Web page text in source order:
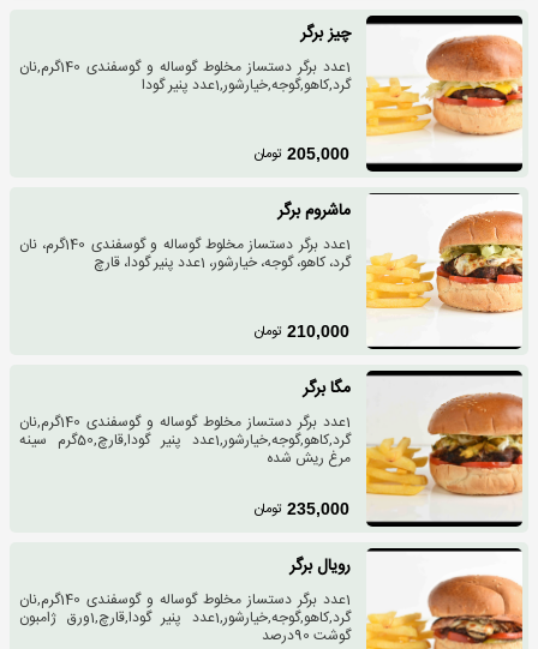
چیز برگر
1عدد برگر دستساز مخلوط گوساله و گوسفندی 140گرم,نان
گرد,کاهو,گوجه,خیارشور,1عدد پنیر گودا
205,000 تومان
ماشروم برگر
1عدد برگر دستساز مخلوط گوساله و گوسفندی 140گرم، نان
گرد، کاهو، گوجه، خیارشور، 1عدد پنیر گودا، قارچ
210,000 تومان
مگا برگر
1عدد برگر دستساز مخلوط گوساله و گوسفندی 140گرم,نان
گرد,کاهو,گوجه,خیارشور,1عدد پنیر گودا,قارچ,50گرم سینه
مرغ ریش شده
235,000 تومان
رویال برگر
1عدد برگر دستساز مخلوط گوساله و گوسفندی 140گرم,نان
گرد,کاهو,گوجه,خیارشور,1عدد پنیر گودا,قارچ,1ورق ژامبون
گوشت 90درصد